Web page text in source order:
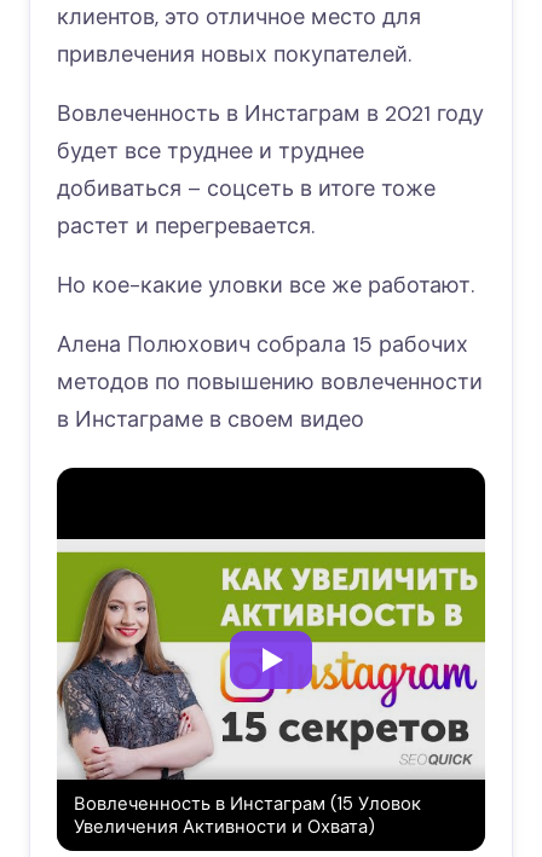
клиентов, это отличное место для
привлечения новых покупателей.
Вовлеченность в Инстаграм в 2021 году
будет все труднее и труднее
добиваться – соцсеть в итоге тоже
растет и перегревается.
Но кое-какие уловки все же работают.
Алена Полюхович собрала 15 рабочих
методов по повышению вовлеченности
в Инстаграме в своем видео
Вовлеченность в Инстаграм (15 Уловок
Увеличения Активности и Охвата)